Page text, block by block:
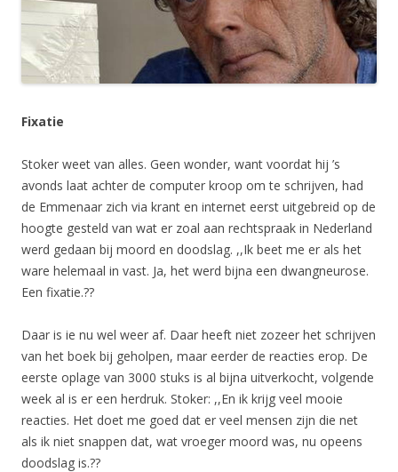
Fixatie
Stoker weet van alles. Geen wonder, want voordat hij ’s
avonds laat achter de computer kroop om te schrijven, had
de Emmenaar zich via krant en internet eerst uitgebreid op de
hoogte gesteld van wat er zoal aan rechtspraak in Nederland
werd gedaan bij moord en doodslag. ,,Ik beet me er als het
ware helemaal in vast. Ja, het werd bijna een dwangneurose.
Een fixatie.??
Daar is ie nu wel weer af. Daar heeft niet zozeer het schrijven
van het boek bij geholpen, maar eerder de reacties erop. De
eerste oplage van 3000 stuks is al bijna uitverkocht, volgende
week al is er een herdruk. Stoker: ,,En ik krijg veel mooie
reacties. Het doet me goed dat er veel mensen zijn die net
als ik niet snappen dat, wat vroeger moord was, nu opeens
doodslag is.??